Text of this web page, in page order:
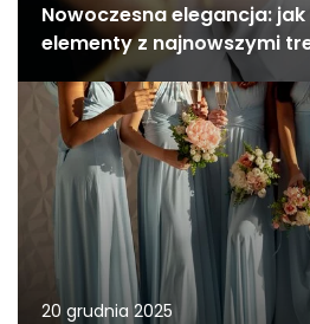
Nowoczesna elegancja:
elementy z najnowszymi
20 grudnia 2025